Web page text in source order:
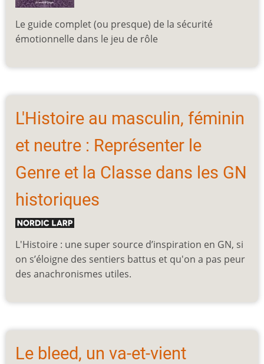
Le guide complet (ou presque) de la sécurité
émotionnelle dans le jeu de rôle
L'Histoire au masculin, féminin
et neutre : Représenter le
Genre et la Classe dans les GN
historiques
L'Histoire : une super source d’inspiration en GN, si
on s’éloigne des sentiers battus et qu'on a pas peur
des anachronismes utiles.
Le bleed, un va-et-vient